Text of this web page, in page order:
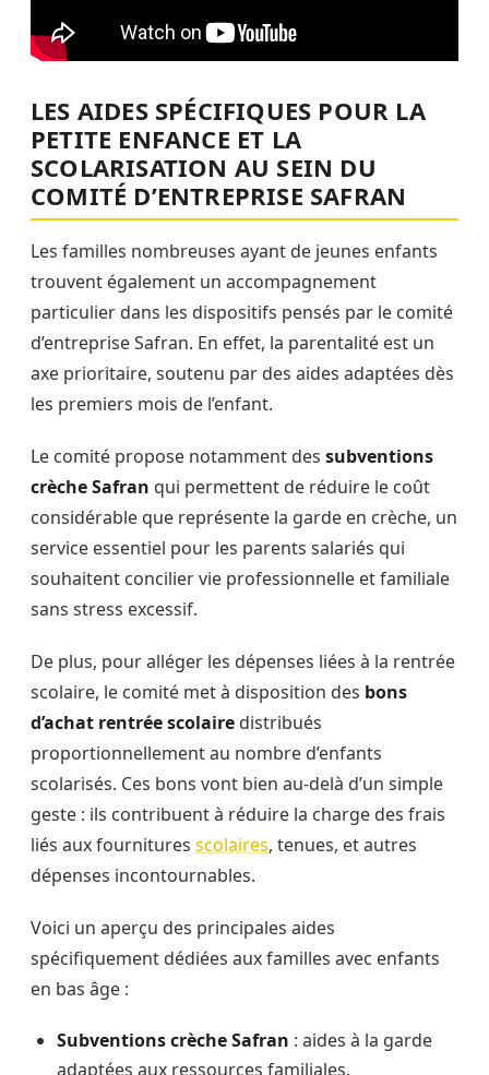
LES AIDES SPÉCIFIQUES POUR LA
PETITE ENFANCE ET LA
SCOLARISATION AU SEIN DU
COMITÉ D’ENTREPRISE SAFRAN
Les familles nombreuses ayant de jeunes enfants
trouvent également un accompagnement
particulier dans les dispositifs pensés par le comité
d’entreprise Safran. En effet, la parentalité est un
axe prioritaire, soutenu par des aides adaptées dès
les premiers mois de l’enfant.
Le comité propose notamment des subventions
crèche Safran qui permettent de réduire le coût
considérable que représente la garde en crèche, un
service essentiel pour les parents salariés qui
souhaitent concilier vie professionnelle et familiale
sans stress excessif.
De plus, pour alléger les dépenses liées à la rentrée
scolaire, le comité met à disposition des bons
d’achat rentrée scolaire distribués
proportionnellement au nombre d’enfants
scolarisés. Ces bons vont bien au-delà d’un simple
geste : ils contribuent à réduire la charge des frais
liés aux fournitures scolaires, tenues, et autres
dépenses incontournables.
Voici un aperçu des principales aides
spécifiquement dédiées aux familles avec enfants
en bas âge :
Subventions crèche Safran : aides à la garde
adaptées aux ressources familiales.